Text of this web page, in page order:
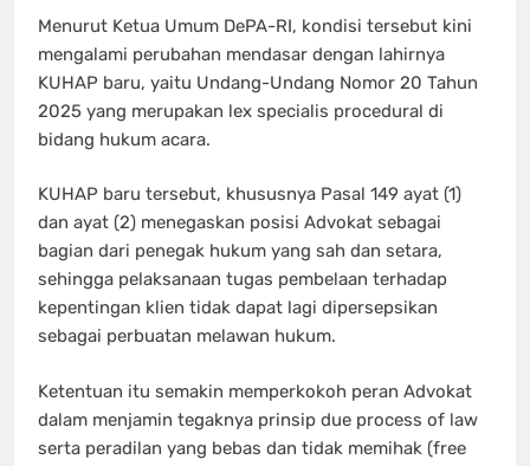
Menurut Ketua Umum DePA-RI, kondisi tersebut kini
mengalami perubahan mendasar dengan lahirnya
KUHAP baru, yaitu Undang-Undang Nomor 20 Tahun
2025 yang merupakan lex specialis procedural di
bidang hukum acara.
KUHAP baru tersebut, khususnya Pasal 149 ayat (1)
dan ayat (2) menegaskan posisi Advokat sebagai
bagian dari penegak hukum yang sah dan setara,
sehingga pelaksanaan tugas pembelaan terhadap
kepentingan klien tidak dapat lagi dipersepsikan
sebagai perbuatan melawan hukum.
Ketentuan itu semakin memperkokoh peran Advokat
dalam menjamin tegaknya prinsip due process of law
serta peradilan yang bebas dan tidak memihak (free